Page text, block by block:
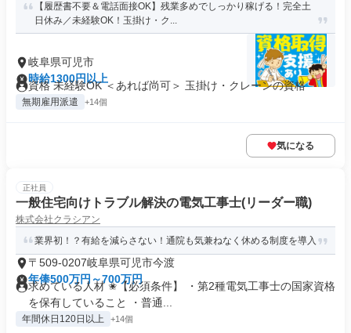
【履歴書不要＆電話面接OK】残業多めでしっかり稼げる！完全土
日休み／未経験OK！玉掛け・ク...
岐阜県可児市
時給1300円以上
資格 未経験OK ＜あれば尚可＞ 玉掛け・クレーンの資格
無期雇用派遣 +14個
気になる
正社員
一般住宅向けトラブル解決の電気工事士(リーダー職)
株式会社クラシアン
業界初！？有給を減らさない！通院も気兼ねなく休める制度を導入
〒509-0207岐阜県可児市今渡
年俸500万円～700万円
求めている人材 ✬【必須条件】 ・第2種電気工事士の国家資格
を保有していること ・普通...
年間休日120日以上 +14個